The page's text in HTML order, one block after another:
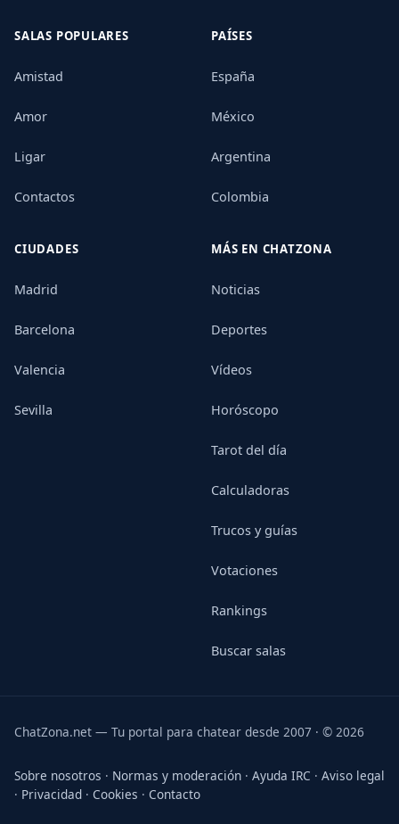
SALAS POPULARES
Amistad
Amor
Ligar
Contactos
PAÍSES
España
México
Argentina
Colombia
CIUDADES
Madrid
Barcelona
Valencia
Sevilla
MÁS EN CHATZONA
Noticias
Deportes
Vídeos
Horóscopo
Tarot del día
Calculadoras
Trucos y guías
Votaciones
Rankings
Buscar salas
ChatZona.net — Tu portal para chatear desde 2007 · © 2026
Sobre nosotros · Normas y moderación · Ayuda IRC · Aviso legal
· Privacidad · Cookies · Contacto